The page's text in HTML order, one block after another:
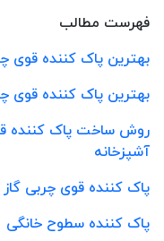
فهرست مطالب
بهترین پاک کننده قوی
بهترین پاک کننده قوی
روش ساخت پاک کننده
آشپزخانه
پاک کننده قوی چربی گاز
پاک کننده سطوح خانگی